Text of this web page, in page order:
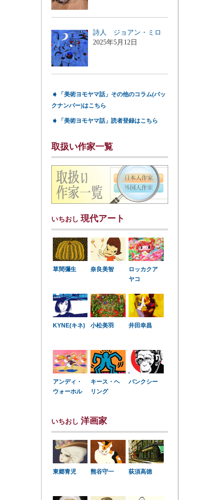
詩人 ジョアン・ミロ
2025年5月12日
➧
「美術ヨモヤマ話」その他のコラム(バッ
クナンバー)はこちら
➧ 「美術ヨモヤマ話」読者登録はこちら
取扱い作家一覧
いちおし 現代アート
草間彌生 奈良美智
ロッカクア
ヤコ
KYNE(キネ) 小松美羽 井田幸昌
アンディ・
ウォーホル
キース・ヘ
リング
バンクシー
いちおし 洋画家
東郷青児 熊谷守一 荻須高徳